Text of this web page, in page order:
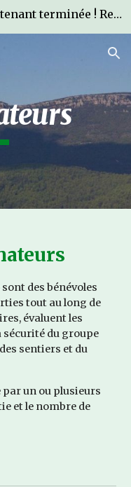
🥾 La saison 2025-2026 est maintenant terminée ! Rendez-vous au forum des associations de Cuers le 05 septembre 2026 🥾
des bénévoles
tout au long de
évaluent les
du groupe
sentiers et du
par un ou plusieurs
et le nombre de